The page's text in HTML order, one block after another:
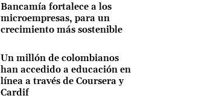
Bancamía fortalece a los
microempresas, para un
crecimiento más sostenible
Un millón de colombianos
han accedido a educación en
línea a través de Coursera y
Cardif